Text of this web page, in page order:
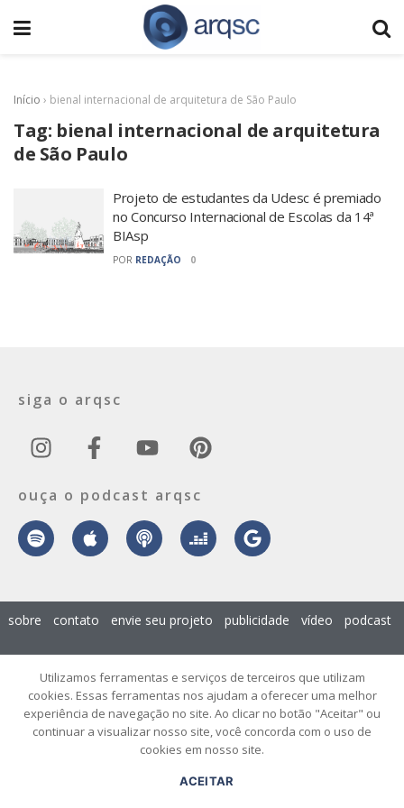
Início › bienal internacional de arquitetura de São Paulo
Tag: bienal internacional de arquitetura
de São Paulo
Projeto de estudantes da Udesc é premiado
no Concurso Internacional de Escolas da 14ª
BIAsp
POR REDAÇÃO 0
siga o arqsc
ouça o podcast arqsc
Santa Catarina – Todos os Direitos Reservados.
sobre contato envie seu projeto publicidade vídeo podcast
Utilizamos ferramentas e serviços de terceiros que utilizam
cookies. Essas ferramentas nos ajudam a oferecer uma melhor
experiência de navegação no site. Ao clicar no botão "Aceitar" ou
continuar a visualizar nosso site, você concorda com o uso de
cookies em nosso site.
ACEITAR